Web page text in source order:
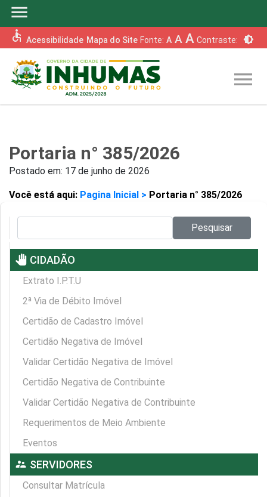
menu
accessible Acessibilidade Mapa do Site Fonte: A A A Contraste: brightness_6
menu
Portaria n° 385/2026
Postado em: 17 de junho de 2026
Você está aqui: Pagina Inicial > Portaria n° 385/2026
Pesquisar
pan_tool CIDADÃO
Extrato I.P.T.U
2ª Via de Débito Imóvel
Certidão de Cadastro Imóvel
Certidão Negativa de Imóvel
Validar Certidão Negativa de Imóvel
Certidão Negativa de Contribuinte
Validar Certidão Negativa de Contribuinte
Requerimentos de Meio Ambiente
Eventos
supervisor_account SERVIDORES
Consultar Matrícula